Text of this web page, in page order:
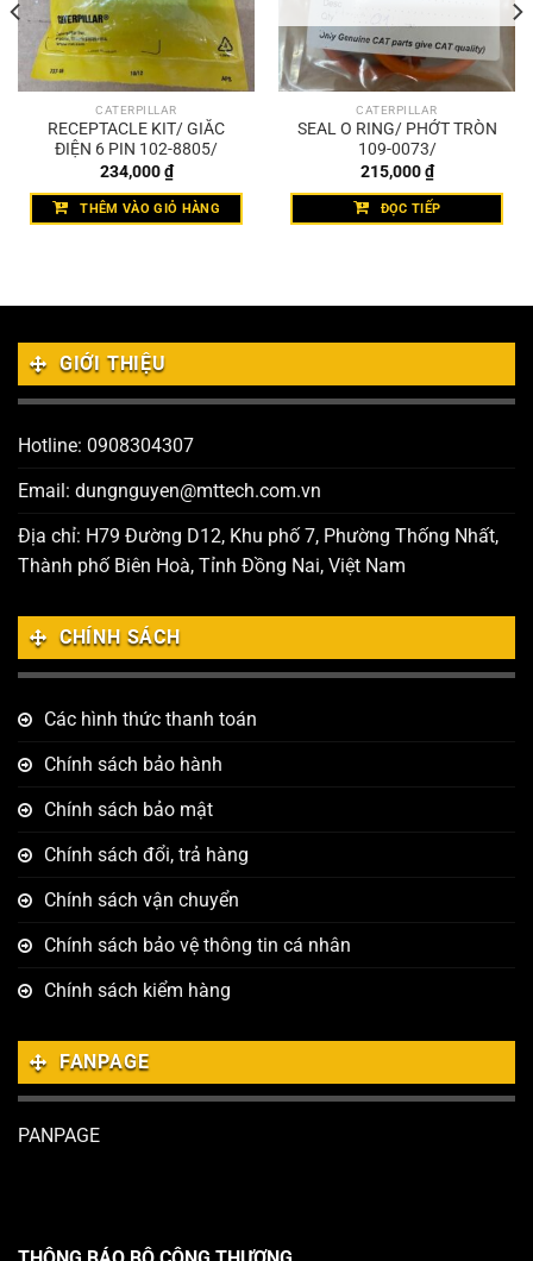
CATERPILLAR
RECEPTACLE KIT/ GIẮC
ĐIỆN 6 PIN 102-8805/
234,000₫
THÊM VÀO GIỎ HÀNG
CATERPILLAR
SEAL O RING/ PHỚT TRÒN
109-0073/
215,000₫
ĐỌC TIẾP
GIỚI THIỆU
Hotline: 0908304307
Email: dungnguyen@mttech.com.vn
Địa chỉ: H79 Đường D12, Khu phố 7, Phường Thống Nhất,
Thành phố Biên Hoà, Tỉnh Đồng Nai, Việt Nam
CHÍNH SÁCH
Các hình thức thanh toán
Chính sách bảo hành
Chính sách bảo mật
Chính sách đổi, trả hàng
Chính sách vận chuyển
Chính sách bảo vệ thông tin cá nhân
Chính sách kiểm hàng
FANPAGE
PANPAGE